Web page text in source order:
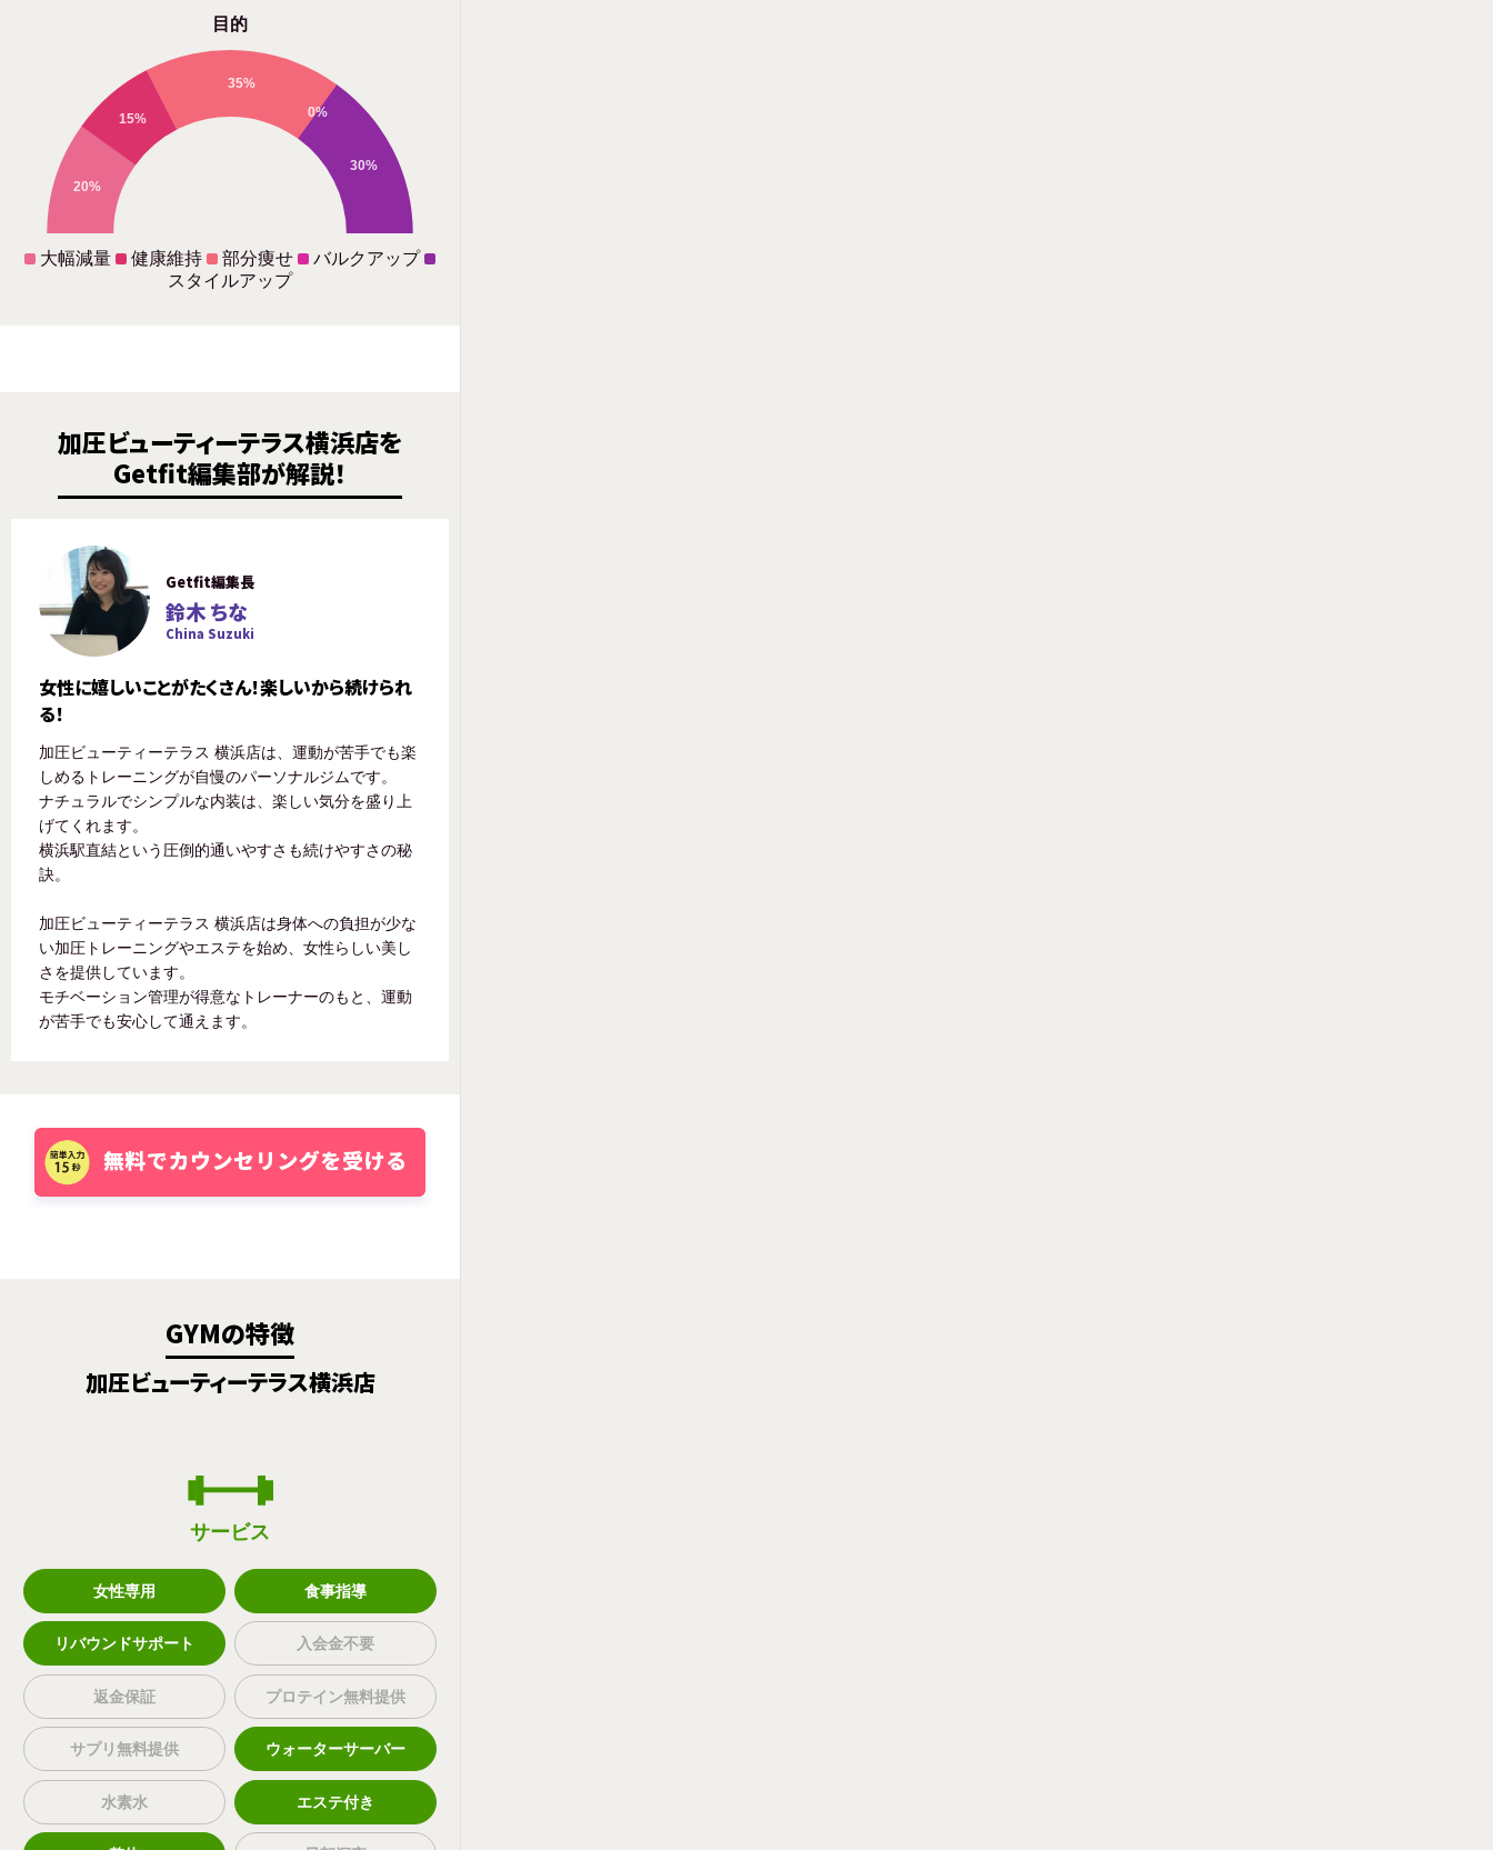
目的
20%
15%
35%
0%
30%
大幅減量 健康維持 部分痩せ
バルクアップ
スタイルアップ
加圧ビューティーテラス横浜店を
Getfit編集部が解説！
Getfit編集長
鈴木 ちな
China Suzuki
女性に嬉しいことがたくさん！楽しいから続けられ
る！
加圧ビューティーテラス 横浜店は、運動が苦手でも楽
しめるトレーニングが自慢のパーソナルジムです。
ナチュラルでシンプルな内装は、楽しい気分を盛り上
げてくれます。
横浜駅直結という圧倒的通いやすさも続けやすさの秘
訣。
加圧ビューティーテラス 横浜店は身体への負担が少な
い加圧トレーニングやエステを始め、女性らしい美し
さを提供しています。
モチベーション管理が得意なトレーナーのもと、運動
が苦手でも安心して通えます。
GYMの特徴
加圧ビューティーテラス横浜店
サービス
女性専用 食事指導
リバウンドサポート 入会金不要
返金保証 プロテイン無料提供
サプリ無料提供 ウォーターサーバー
水素水 エステ付き